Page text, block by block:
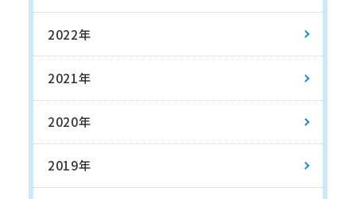
2022年
2021年
2020年
2019年